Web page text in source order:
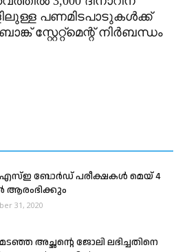
പണമിടപാടുകൾക്ക്
സ്റ്റേറ്റ്മെന്റ് നിർബന്ധം
ബോർഡ് പരീക്ഷകൾ മെയ് 4
31, 2020
അച്ഛന്റെ ജോലി ലഭിച്ചതിനെ